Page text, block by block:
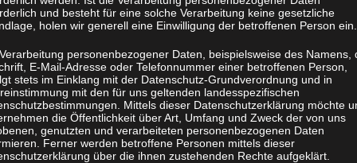
und besteht für eine solche Verarbeitung keine gesetzliche
holen wir generell eine Einwilligung der betroffenen Person ein.
personenbezogener Daten, beispielsweise des Namens,
E-Mail-Adresse oder Telefonnummer einer betroffenen Person,
stets im Einklang mit der Datenschutz-Grundverordnung und in
mit den für uns geltenden landesspezifischen
Mittels dieser Datenschutzerklärung möchte
die Öffentlichkeit über Art, Umfang und Zweck der von uns
genutzten und verarbeiteten personenbezogenen Daten
Ferner werden betroffene Personen mittels dieser
über die ihnen zustehenden Rechte aufgeklärt.